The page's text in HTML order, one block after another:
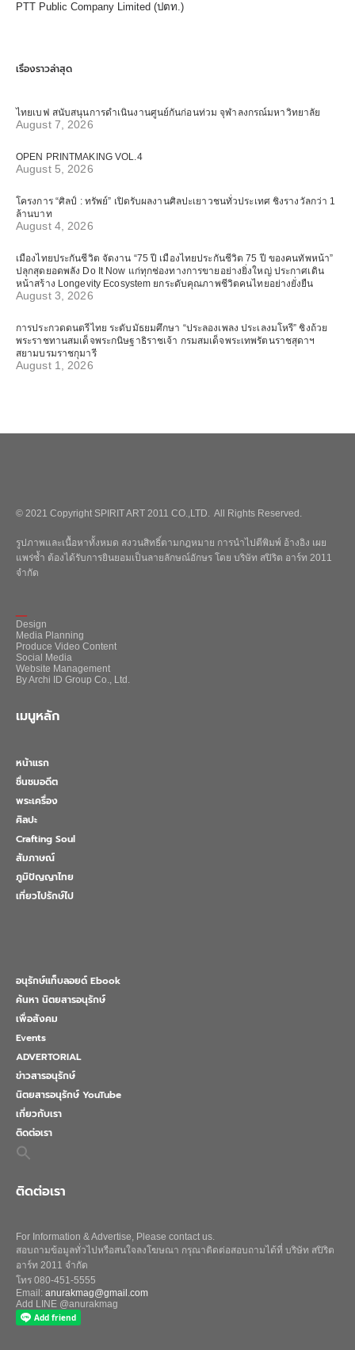
PTT Public Company Limited (ปตท.)
เรื่องราวล่าสุด
ไทยเบฟ สนับสนุนการดำเนินงานศูนย์กันก่อนท่วม จุฬาลงกรณ์มหาวิทยาลัย
August 7, 2026
OPEN PRINTMAKING VOL.4
August 5, 2026
โครงการ “ศิลป์ : ทรัพย์” เปิดรับผลงานศิลปะเยาวชนทั่วประเทศ ชิงรางวัลกว่า 1
ล้านบาท
August 4, 2026
เมืองไทยประกันชีวิต จัดงาน “75 ปี เมืองไทยประกันชีวิต 75 ปี ของคนทัพหน้า”
ปลุกสุดยอดพลัง Do It Now แก่ทุกช่องทางการขายอย่างยิ่งใหญ่ ประกาศเดิน
หน้าสร้าง Longevity Ecosystem ยกระดับคุณภาพชีวิตคนไทยอย่างยั่งยืน
August 3, 2026
การประกวดดนตรีไทย ระดับมัธยมศึกษา “ประลองเพลง ประเลงมโหรี” ชิงถ้วย
พระราชทานสมเด็จพระกนิษฐาธิราชเจ้า กรมสมเด็จพระเทพรัตนราชสุดาฯ
สยามบรมราชกุมารี
August 1, 2026
© 2021 Copyright SPIRIT ART 2011 CO.,LTD. All Rights Reserved.
รูปภาพและเนื้อหาทั้งหมด สงวนสิทธิ์ตามกฎหมาย การนำไปตีพิมพ์ อ้างอิง เผย
แพร่ซ้ำ ต้องได้รับการยินยอมเป็นลายลักษณ์อักษร โดย บริษัท สปิริต อาร์ท 2011
จำกัด
Design
Media Planning
Produce Video Content
Social Media
Website Management
By Archi ID Group Co., Ltd.
เมนูหลัก
หน้าแรก
ชื่นชมอดีต
พระเครื่อง
ศิลปะ
Crafting Soul
สัมภาษณ์
ภูมิปัญญาไทย
เที่ยวไปรักษ์ไป
อนุรักษ์แท็บลอยด์ Ebook
ค้นหา นิตยสารอนุรักษ์
เพื่อสังคม
Events
ADVERTORIAL
ข่าวสารอนุรักษ์
นิตยสารอนุรักษ์ YouTube
เกี่ยวกับเรา
ติดต่อเรา
Search
for:
ติดต่อเรา
For Information & Advertise, Please contact us.
สอบถามข้อมูลทั่วไปหรือสนใจลงโฆษณา กรุณาติดต่อสอบถามได้ที่ บริษัท สปิริต
อาร์ท 2011 จำกัด
โทร 080-451-5555
Email: anurakmag@gmail.com
Add LINE @anurakmag